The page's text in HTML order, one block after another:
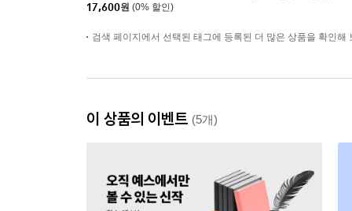
17,600원 (0% 할인)
검색 페이지에서 선택된 태그에 등록된 더 많은 상품을 확인해
이 상품의 이벤트 (5개)